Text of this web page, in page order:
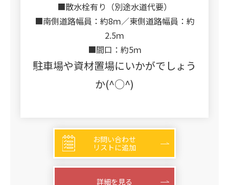
■散水栓有り（別途水道代要）
■南側道路幅員：約8ｍ／東側道路幅員：約
2.5ｍ
■間口：約5ｍ
駐車場や資材置場にいかがでしょう
か(^○^)
お問い合わせ
リストに追加
詳細を見る